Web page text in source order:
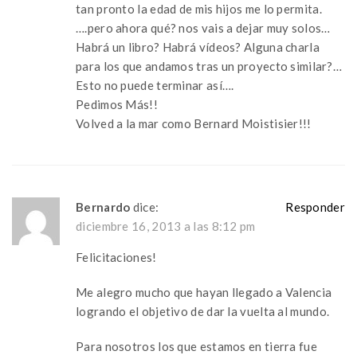
tan pronto la edad de mis hijos me lo permita.
….pero ahora qué? nos vais a dejar muy solos…
Habrá un libro? Habrá vídeos? Alguna charla
para los que andamos tras un proyecto similar?…
Esto no puede terminar así….
Pedimos Más!!
Volved a la mar como Bernard Moistisier!!!
Bernardo dice:
diciembre 16, 2013 a las 8:12 pm
Felicitaciones!
Me alegro mucho que hayan llegado a Valencia
logrando el objetivo de dar la vuelta al mundo.
Para nosotros los que estamos en tierra fue
Responder